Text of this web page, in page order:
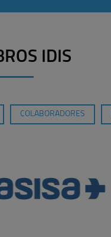
IDIS
COLABORADORES